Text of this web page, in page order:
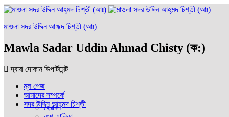
মাওলা সদর উদ্দিন আহ্মদ চিশ্তী (আঃ)
Mawla Sadar Uddin Ahmad Chisty (ক:)
দ্বারা দোকান ডিপার্টমেন্ট
মূল পেজ
আমাদের সম্পর্কে
সদর উদ্দিন আহ্‌মদ চিশ্‌তী
হেরাবন